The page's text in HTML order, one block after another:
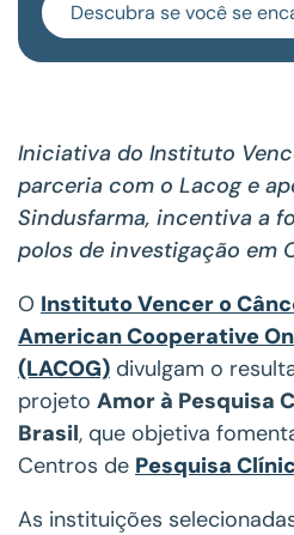
Descubra se você se
Iniciativa do Instituto
parceria com o Lacog e
Sindusfarma, incentiva a
polos de investigação em
O Instituto Vencer o
American Cooperative
(LACOG) divulgam o
projeto Amor à Pesquisa
Brasil, que objetiva
Centros de Pesquisa
As instituições